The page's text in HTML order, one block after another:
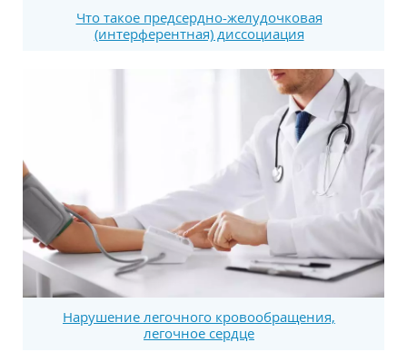
Что такое предсердно-желудочковая
(интерферентная) диссоциация
Нарушение легочного кровообращения,
легочное сердце